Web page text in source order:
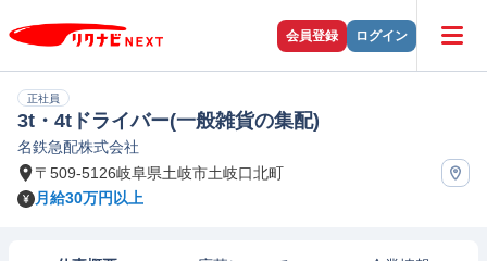
会員登録 ログイン
正社員
3t・4tドライバー(一般雑貨の集配)
名鉄急配株式会社
〒509-5126岐阜県土岐市土岐口北町
月給30万円以上